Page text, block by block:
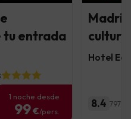
tu entrada
1 noche desde
99€/pers.
Hotel
8.4 797